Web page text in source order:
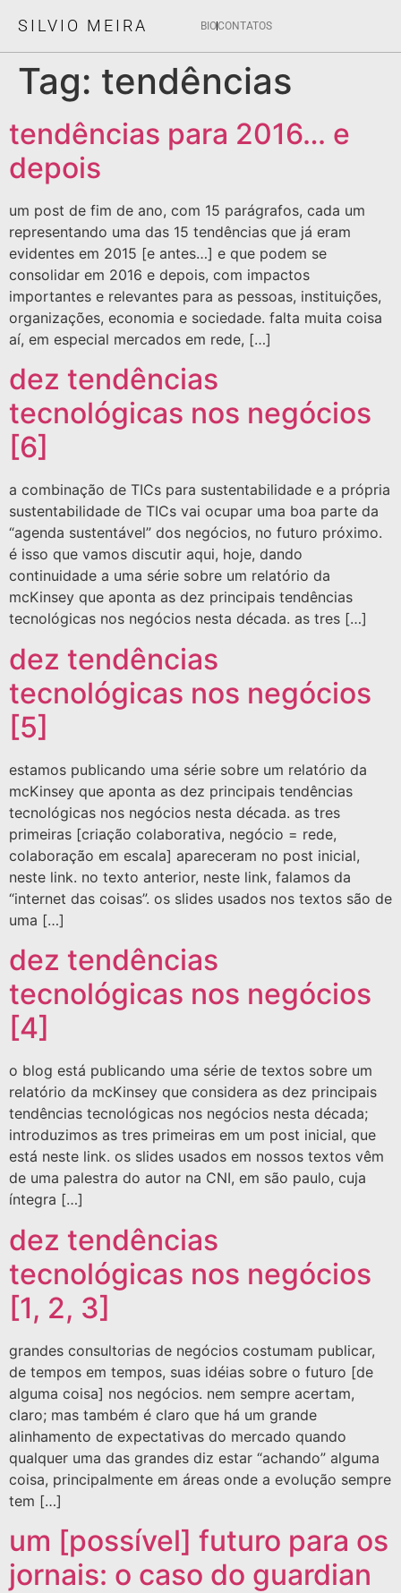
SILVIO MEIRA BIOCONTATOS
Tag: tendências
tendências para 2016… e
depois
um post de fim de ano, com 15 parágrafos, cada um
representando uma das 15 tendências que já eram
evidentes em 2015 [e antes…] e que podem se
consolidar em 2016 e depois, com impactos
importantes e relevantes para as pessoas, instituições,
organizações, economia e sociedade. falta muita coisa
aí, em especial mercados em rede, […]
dez tendências
tecnológicas nos negócios
[6]
a combinação de TICs para sustentabilidade e a própria
sustentabilidade de TICs vai ocupar uma boa parte da
“agenda sustentável” dos negócios, no futuro próximo.
é isso que vamos discutir aqui, hoje, dando
continuidade a uma série sobre um relatório da
mcKinsey que aponta as dez principais tendências
tecnológicas nos negócios nesta década. as tres […]
dez tendências
tecnológicas nos negócios
[5]
estamos publicando uma série sobre um relatório da
mcKinsey que aponta as dez principais tendências
tecnológicas nos negócios nesta década. as tres
primeiras [criação colaborativa, negócio = rede,
colaboração em escala] apareceram no post inicial,
neste link. no texto anterior, neste link, falamos da
“internet das coisas”. os slides usados nos textos são de
uma […]
dez tendências
tecnológicas nos negócios
[4]
o blog está publicando uma série de textos sobre um
relatório da mcKinsey que considera as dez principais
tendências tecnológicas nos negócios nesta década;
introduzimos as tres primeiras em um post inicial, que
está neste link. os slides usados em nossos textos vêm
de uma palestra do autor na CNI, em são paulo, cuja
íntegra […]
dez tendências
tecnológicas nos negócios
[1, 2, 3]
grandes consultorias de negócios costumam publicar,
de tempos em tempos, suas idéias sobre o futuro [de
alguma coisa] nos negócios. nem sempre acertam,
claro; mas também é claro que há um grande
alinhamento de expectativas do mercado quando
qualquer uma das grandes diz estar “achando” alguma
coisa, principalmente em áreas onde a evolução sempre
tem […]
um [possível] futuro para os
jornais: o caso do guardian